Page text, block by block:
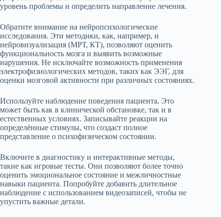
уровень проблемы и определить направление лечения.
Обратите внимание на нейропсихологические
исследования. Эти методики, как, например, и
нейровизуализация (МРТ, КТ), позволяют оценить
функциональность мозга и выявить возможные
нарушения. Не исключайте возможность применения
электрофизиологических методов, таких как ЭЭГ, для
оценки мозговой активности при различных состояниях.
Используйте наблюдение поведения пациента. Это
может быть как в клинической обстановке, так и в
естественных условиях. Записывайте реакции на
определённые стимулы, что создаст полное
представление о психофизическом состоянии.
Включите в диагностику и интерактивные методы,
такие как игровые тесты. Они позволяют более точно
оценить эмоциональное состояние и межличностные
навыки пациента. Попробуйте добавить длительное
наблюдение с использованием видеозаписей, чтобы не
упустить важные детали.